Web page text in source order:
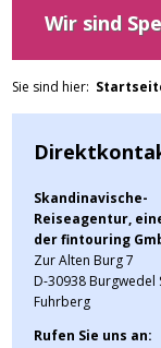
Wir sind
Sie sind hier:
Skandinavische-
Reiseagentur,
der fintouring
Zur Alten Burg 7
D-30938 Burgwedel
Fuhrberg
Rufen Sie uns an: